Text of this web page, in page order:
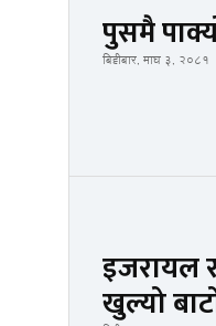
पुसमै
बिहीबार, माघ ३, २०८१
इजरायल
खुल्यो